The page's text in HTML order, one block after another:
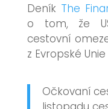
Deník The
o tom, že
cestovní
z Evropské
Očkovaní